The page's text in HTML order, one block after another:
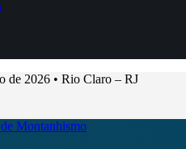
de 2026 • Rio Claro – RJ